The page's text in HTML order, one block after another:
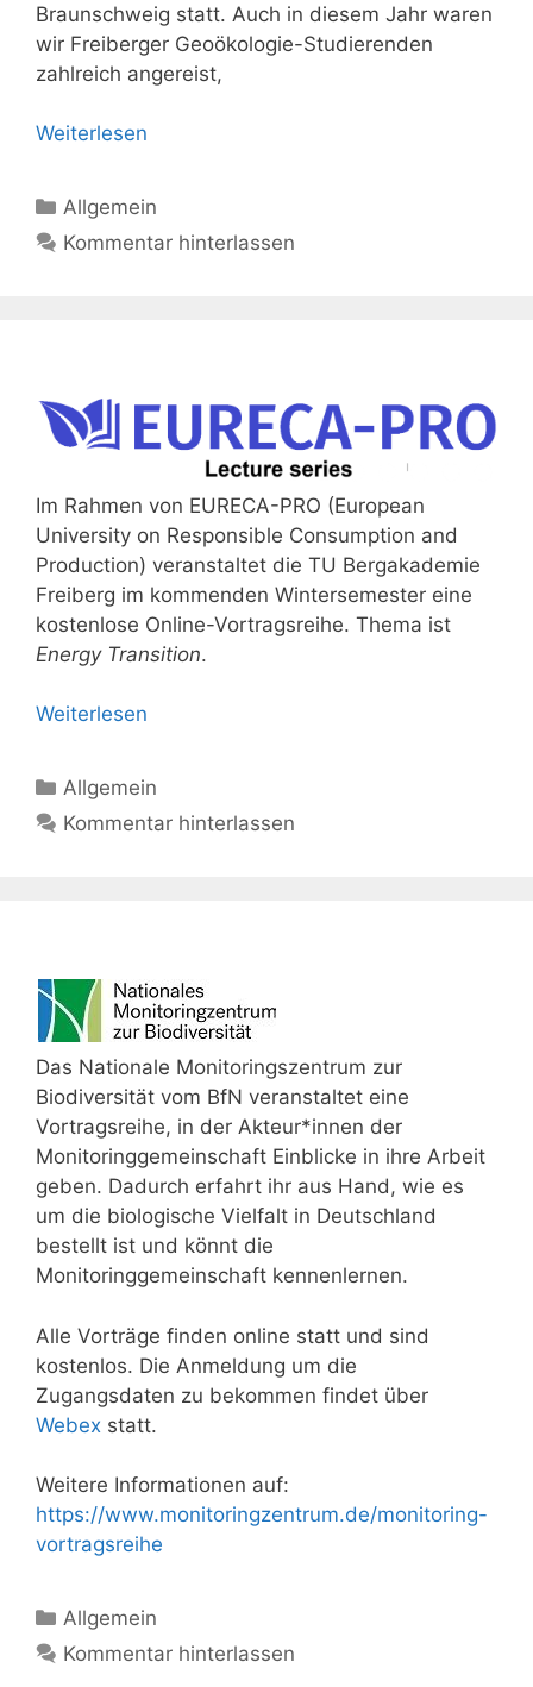
Braunschweig statt. Auch in diesem Jahr waren
wir Freiberger Geoökologie-Studierenden
zahlreich angereist,
Weiterlesen
Kategorien
Allgemein
Kommentar hinterlassen
Im Rahmen von EURECA-PRO (European
University on Responsible Consumption and
Production) veranstaltet die TU Bergakademie
Freiberg im kommenden Wintersemester eine
kostenlose Online-Vortragsreihe. Thema ist
Energy Transition.
Weiterlesen
Kategorien
Allgemein
Kommentar hinterlassen
Das Nationale Monitoringszentrum zur
Biodiversität vom BfN veranstaltet eine
Vortragsreihe, in der Akteur*innen der
Monitoringgemeinschaft Einblicke in ihre Arbeit
geben. Dadurch erfahrt ihr aus Hand, wie es
um die biologische Vielfalt in Deutschland
bestellt ist und könnt die
Monitoringgemeinschaft kennenlernen.
Alle Vorträge finden online statt und sind
kostenlos. Die Anmeldung um die
Zugangsdaten zu bekommen findet über
Webex statt.
Weitere Informationen auf:
https://www.monitoringzentrum.de/monitoring-
vortragsreihe
Kategorien
Allgemein
Kommentar hinterlassen